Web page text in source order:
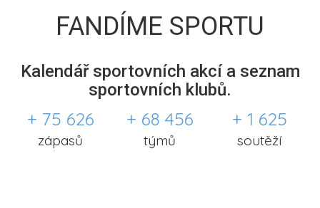
FANDÍME SPORTU
Kalendář sportovních akcí a seznam
sportovních klubů.
+ 75 626
zápasů
+ 68 456
týmů
+ 1 625
soutěží